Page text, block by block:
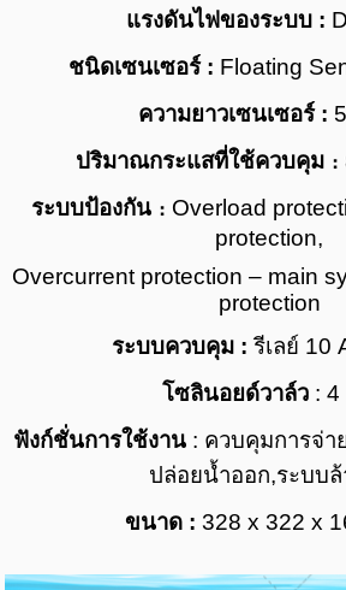
แรงดันไฟของระบบ :
ชนิดเซนเซอร์ : Floating
ความยาวเซนเซอร์ : 5
ปริมาณกระแสที่ใช้ควบคุม :
ระบบป้องกัน : Overload
protection,
Overcurrent protection – main
protection
ระบบควบคุม : รีเลย์ 10
โซลินอยด์วาล์ว :
ฟังก์ชั่นการใช้งาน : ควบคุมการจ่า
ปล่อยน้ำออก,ระบบล้
ขนาด : 328 x 322 x